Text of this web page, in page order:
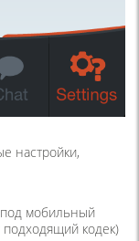
настройки,
под мобильный
кодек)